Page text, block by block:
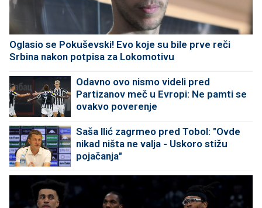
Oglasio se Pokuševski! Evo koje su bile prve reči
Srbina nakon potpisa za Lokomotivu
Odavno ovo nismo videli pred
Partizanov meč u Evropi: Ne pamti se
ovakvo poverenje
Saša Ilić zagrmeo pred Tobol: "Ovde
nikad ništa ne valja - Uskoro stižu
pojačanja"